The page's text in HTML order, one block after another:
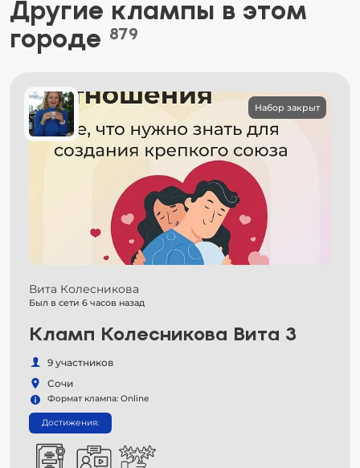
Другие клампы в этом
городе 879
Набор закрыт
Вита Колесникова
Был в сети 6 часов назад
Кламп Колесникова Вита 3
9 участников
Сочи
Формат клампа: Online
Достижения: